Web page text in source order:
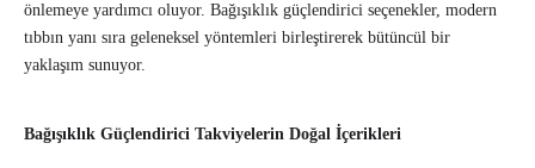
önlemeye yardımcı oluyor. Bağışıklık güçlendirici seçenekler, modern
tıbbın yanı sıra geleneksel yöntemleri birleştirerek bütüncül bir
yaklaşım sunuyor.
Bağışıklık Güçlendirici Takviyelerin Doğal İçerikleri